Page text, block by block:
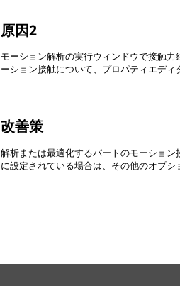
原因2
モーション解析の実行ウィンドウで接触
ーション接触について、プロパティエディ
改善策
解析または最適化するパートのモーショ
に設定されている場合は、その他のオプシ